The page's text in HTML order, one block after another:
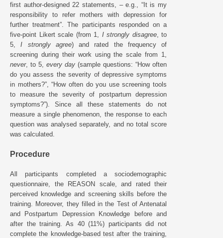
first author-designed 22 statements, – e.g., “It is my
responsibility to refer mothers with depression for
further treatment”. The participants responded on a
five-point Likert scale (from 1, I strongly disagree, to
5,I strongly agree) and rated the frequency of
screening during their work using the scale from 1,
never, to 5, every day (sample questions: “How often
do you assess the severity of depressive symptoms
in mothers?”, “How often do you use screening tools
to measure the severity of postpartum depression
symptoms?”). Since all these statements do not
measure a single phenomenon, the response to each
question was analysed separately, and no total score
was calculated.
Procedure
All participants completed a sociodemographic
questionnaire, the REASON scale, and rated their
perceived knowledge and screening skills before the
training. Moreover, they filled in the Test of Antenatal
and Postpartum Depression Knowledge before and
after the training. As 40 (11%) participants did not
complete the knowledge-based test after the training,